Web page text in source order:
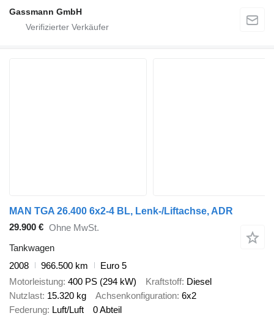
Gassmann GmbH
MAN TGA 26.400 6x2-4 BL, Lenk-/Liftachse, ADR
29.900 € Ohne MwSt.
Tankwagen
2008
966.500 km
Euro 5
Motorleistung 400 PS (294 kW) Kraftstoff Diesel
Nutzlast 15.320 kg Achsenkonfiguration 6x2
Federung Luft/Luft 0 Abteil